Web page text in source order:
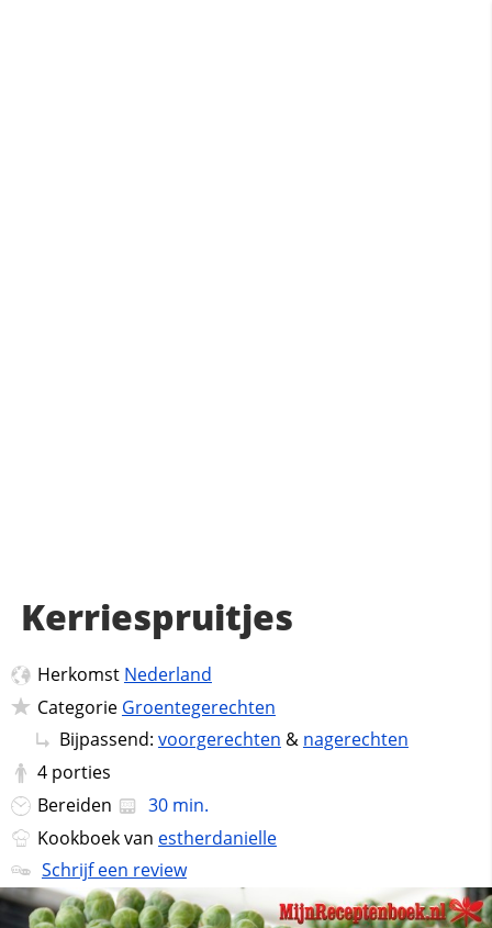
Kerriespruitjes
Herkomst Nederland
Categorie Groentegerechten
Bijpassend: voorgerechten & nagerechten
4 porties
Bereiden
30 min.
Kookboek van estherdanielle
Schrijf een review